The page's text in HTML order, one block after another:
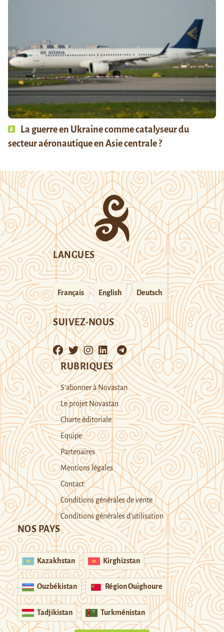
La guerre en Ukraine comme catalyseur du
secteur aéronautique en Asie centrale ?
LANGUES
Français English Deutsch
SUIVEZ-NOUS
RUBRIQUES
S’abonner à Novastan
Le projet Novastan
Charte éditoriale
Equipe
Partenaires
Mentions légales
Contact
Conditions générales de vente
Conditions générales d’utilisation
NOS PAYS
Kazakhstan Kirghizstan
Ouzbékistan Région Ouïghoure
Tadjikistan Turkménistan